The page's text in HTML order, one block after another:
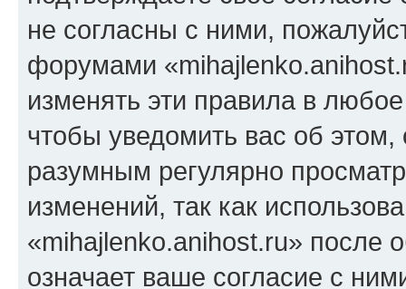
не согласны с ними,
форумами
изменять эти правила в
чтобы уведомить вас об
разумным регулярно
изменений, так как
«mihajlenko.anihost.ru» после
означает ваше согласие с